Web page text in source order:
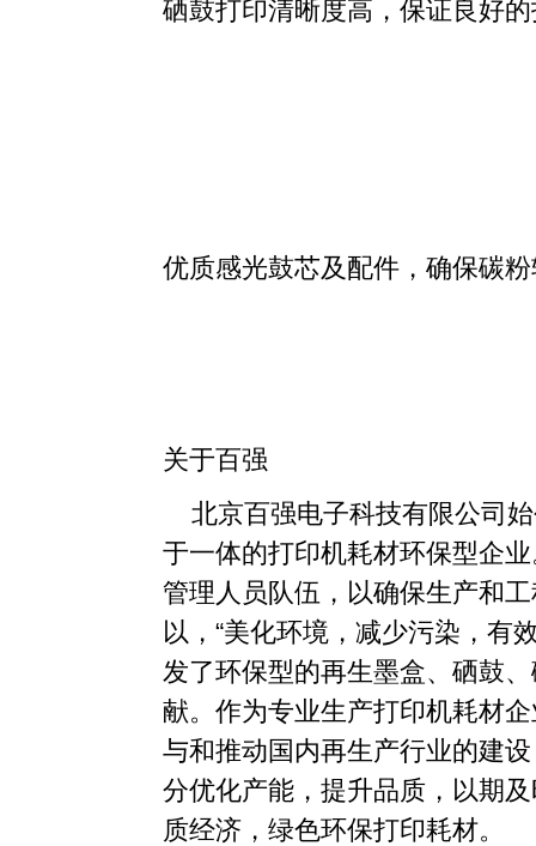
硒鼓打印清晰度高，保证良好
优质感光鼓芯及配件，确保碳
关于百强
北京百强电子科技有限公司
于一体的打印机耗材环保型企
管理人员队伍，以确保生产和
以，“美化环境，减少污染，有
发了环保型的再生墨盒、硒鼓
献。作为专业生产打印机耗材
与和推动国内再生产行业的建
分优化产能，提升品质，以期
质经济，绿色环保打印耗材。